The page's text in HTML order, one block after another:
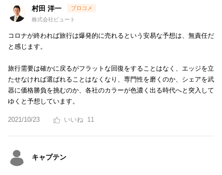
村田 洋一
株式会社ビュート
コロナが終われば旅行は爆発的に売れるという安易な予想は、無責任だ
と感じます。
旅行需要は確かに戻るがフラットな回復をすることはなく、エッジを立
たせなければ選ばれることはなくなり、専門性を磨くのか、シェアを武
器に価格勝負を挑むのか、各社のカラーが色濃く出る時代へと突入して
ゆくと予想しています。
2021/10/23 11
キャプテン